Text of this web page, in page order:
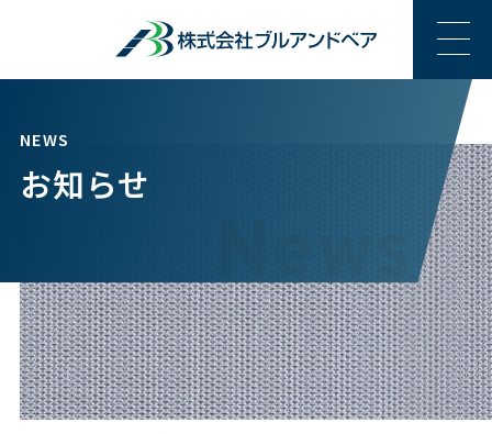
NEWS
お知らせ